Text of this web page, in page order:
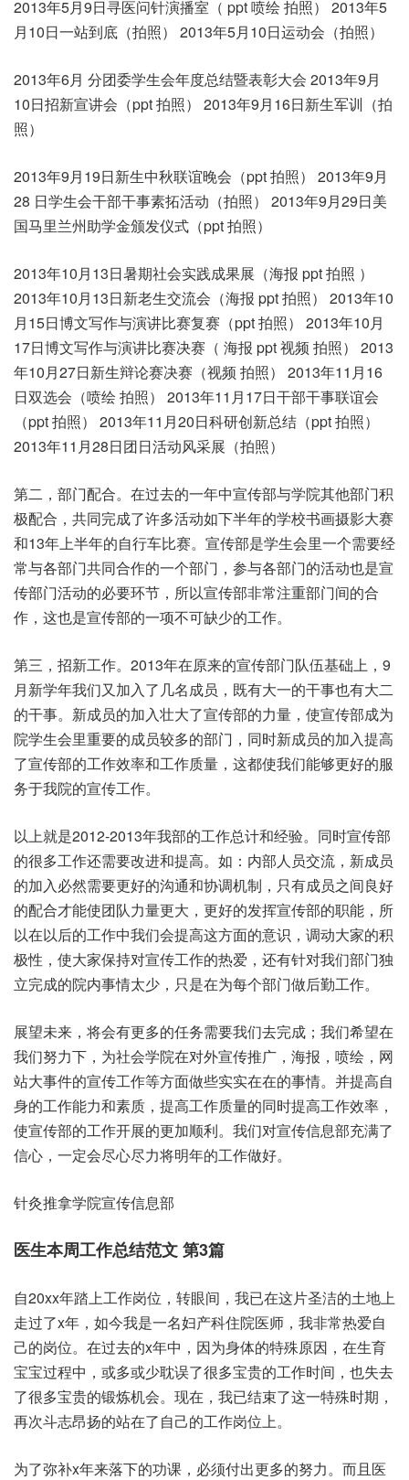
2013年5月9日寻医问针演播室（ ppt 喷绘 拍照） 2013年5
月10日一站到底（拍照） 2013年5月10日运动会（拍照）
2013年6月 分团委学生会年度总结暨表彰大会 2013年9月
10日招新宣讲会（ppt 拍照） 2013年9月16日新生军训（拍
照）
2013年9月19日新生中秋联谊晚会（ppt 拍照） 2013年9月
28 日学生会干部干事素拓活动（拍照） 2013年9月29日美
国马里兰州助学金颁发仪式（ppt 拍照）
2013年10月13日暑期社会实践成果展（海报 ppt 拍照 ）
2013年10月13日新老生交流会（海报 ppt 拍照） 2013年10
月15日博文写作与演讲比赛复赛（ppt 拍照） 2013年10月
17日博文写作与演讲比赛决赛（ 海报 ppt 视频 拍照） 2013
年10月27日新生辩论赛决赛（视频 拍照） 2013年11月16
日双选会（喷绘 拍照） 2013年11月17日干部干事联谊会
（ppt 拍照） 2013年11月20日科研创新总结（ppt 拍照）
2013年11月28日团日活动风采展（拍照）
第二，部门配合。在过去的一年中宣传部与学院其他部门积
极配合，共同完成了许多活动如下半年的学校书画摄影大赛
和13年上半年的自行车比赛。宣传部是学生会里一个需要经
常与各部门共同合作的一个部门，参与各部门的活动也是宣
传部门活动的必要环节，所以宣传部非常注重部门间的合
作，这也是宣传部的一项不可缺少的工作。
第三，招新工作。2013年在原来的宣传部门队伍基础上，9
月新学年我们又加入了几名成员，既有大一的干事也有大二
的干事。新成员的加入壮大了宣传部的力量，使宣传部成为
院学生会里重要的成员较多的部门，同时新成员的加入提高
了宣传部的工作效率和工作质量，这都使我们能够更好的服
务于我院的宣传工作。
以上就是2012-2013年我部的工作总计和经验。同时宣传部
的很多工作还需要改进和提高。如：内部人员交流，新成员
的加入必然需要更好的沟通和协调机制，只有成员之间良好
的配合才能使团队力量更大，更好的发挥宣传部的职能，所
以在以后的工作中我们会提高这方面的意识，调动大家的积
极性，使大家保持对宣传工作的热爱，还有针对我们部门独
立完成的院内事情太少，只是在为每个部门做后勤工作。
展望未来，将会有更多的任务需要我们去完成；我们希望在
我们努力下，为社会学院在对外宣传推广，海报，喷绘，网
站大事件的宣传工作等方面做些实实在在的事情。并提高自
身的工作能力和素质，提高工作质量的同时提高工作效率，
使宣传部的工作开展的更加顺利。我们对宣传信息部充满了
信心，一定会尽心尽力将明年的工作做好。
针灸推拿学院宣传信息部
医生本周工作总结范文 第3篇
自20xx年踏上工作岗位，转眼间，我已在这片圣洁的土地上
走过了x年，如今我是一名妇产科住院医师，我非常热爱自
己的岗位。在过去的x年中，因为身体的特殊原因，在生育
宝宝过程中，或多或少耽误了很多宝贵的工作时间，也失去
了很多宝贵的锻炼机会。现在，我已结束了这一特殊时期，
再次斗志昂扬的站在了自己的工作岗位上。
为了弥补x年来落下的功课，必须付出更多的努力。而且医